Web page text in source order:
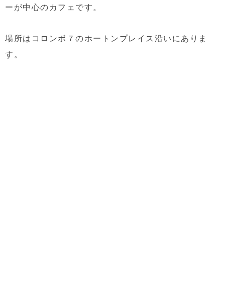
ーが中心のカフェです。
場所はコロンボ７のホートンプレイス沿いにありま
す。